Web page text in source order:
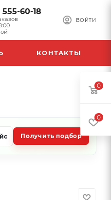
ВОЙТИ
60-18
КОНТАКТЫ
Получить подбор
0
0